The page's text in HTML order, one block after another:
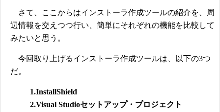
さて、ここからはインストーラ作成ツールの紹介を、周
辺情報を交えつつ行い、簡単にそれぞれの機能を比較して
みたいと思う。
今回取り上げるインストーラ作成ツールは、以下の3つ
だ。
1.InstallShield
2.Visual Studioセットアップ・プロジェクト